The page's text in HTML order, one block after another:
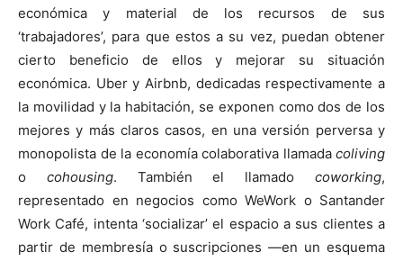
económica y material de los recursos de sus
‘trabajadores’, para que estos a su vez, puedan obtener
cierto beneficio de ellos y mejorar su situación
económica. Uber y Airbnb, dedicadas respectivamente a
la movilidad y la habitación, se exponen como dos de los
mejores y más claros casos, en una versión perversa y
monopolista de la economía colaborativa llamada coliving
o cohousing. También el llamadocoworking,
representado en negocios como WeWork o Santander
Work Café, intenta ‘socializar’ el espacio a sus clientes a
partir de membresía o suscripciones —en un esquema